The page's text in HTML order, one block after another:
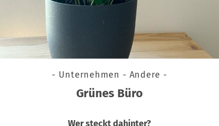
- Unternehmen - Andere -
Grünes Büro
Wer steckt dahinter?